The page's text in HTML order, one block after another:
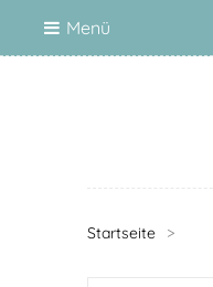
Menü
Startseite >